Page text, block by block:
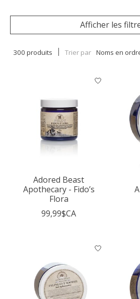
Afficher les
300 produits Trier par Noms en
Adored Beast
Apothecary - Fido’s
Flora
99,99$CA